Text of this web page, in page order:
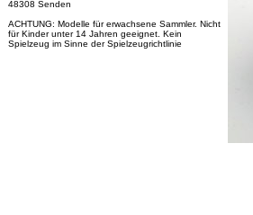
48308 Senden
ACHTUNG: Modelle für erwachsene Sammler. Nicht
für Kinder unter 14 Jahren geeignet. Kein
Spielzeug im Sinne der Spielzeugrichtlinie